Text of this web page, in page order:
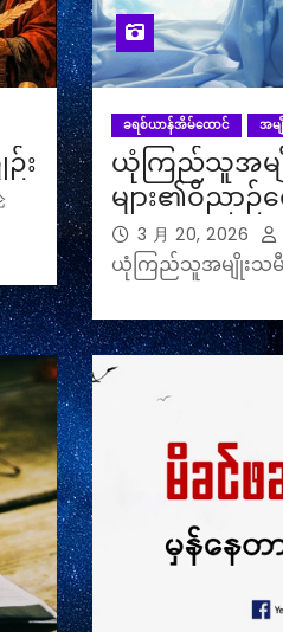
း
ခရစ်ယာန်အိမ်ထောင် အမ
ယုံကြည်သူအမ
များ၏ဝိညာဉ်ရ
3 月 20, 2026
ယုံကြည်သူအမျိုးသမီ